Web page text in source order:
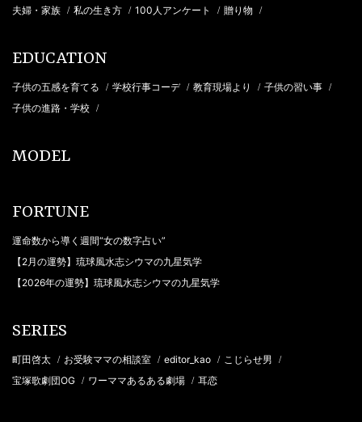
夫婦・家族 / 私の生き方 / 100人アンケート / 贈り物 /
EDUCATION
子供の五感を育てる / 学校行事コーデ / 教育現場より / 子供の習い事 /
子供の進路・学校 /
MODEL
FORTUNE
運命数から導く週間“女の数字占い”
【2月の運勢】琉球風水志シウマの九星気学
【2026年の運勢】琉球風水志シウマの九星気学
SERIES
町田啓太 / お受験ママの相談室 / editor_kao / こじらせ男 /
宝塚歌劇団OG / ワーママあるある劇場 / 耳恋